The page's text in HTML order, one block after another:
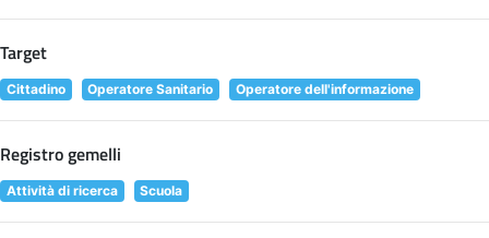
Target
Cittadino Operatore Sanitario Operatore dell'informazione
Registro gemelli
Attività di ricerca Scuola